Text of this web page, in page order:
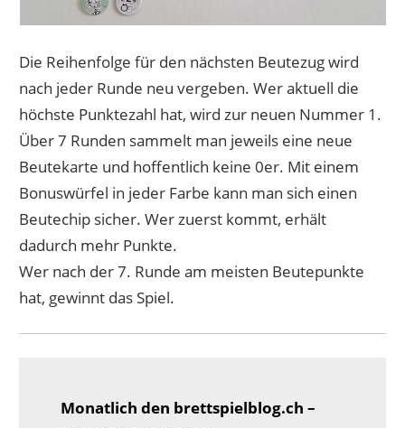
Die Reihenfolge für den nächsten Beutezug wird
nach jeder Runde neu vergeben. Wer aktuell die
höchste Punktezahl hat, wird zur neuen Nummer 1.
Über 7 Runden sammelt man jeweils eine neue
Beutekarte und hoffentlich keine 0er. Mit einem
Bonuswürfel in jeder Farbe kann man sich einen
Beutechip sicher. Wer zuerst kommt, erhält
dadurch mehr Punkte.
Wer nach der 7. Runde am meisten Beutepunkte
hat, gewinnt das Spiel.
Monatlich den brettspielblog.ch –